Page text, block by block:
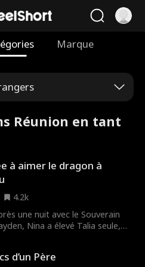
Marque
Réunion en tant
à aimer le dragon à
4.2k
une nuit avec le Souverain
Nina a élevé Talia seule,
de quiproquos. Les jumelles
d’un Père